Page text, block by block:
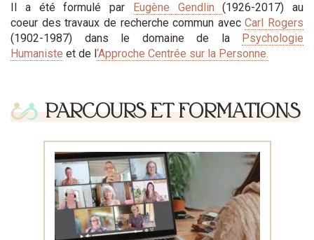
Il a été formulé par Eugène Gendlin(1926-2017) au
coeur des travaux de recherche commun avecCarl Rogers
(1902-1987) dans le domaine de la Psychologie
Humaniste et de l‘Approche Centrée sur la Personne.
PARCOURS ET FORMATIONS